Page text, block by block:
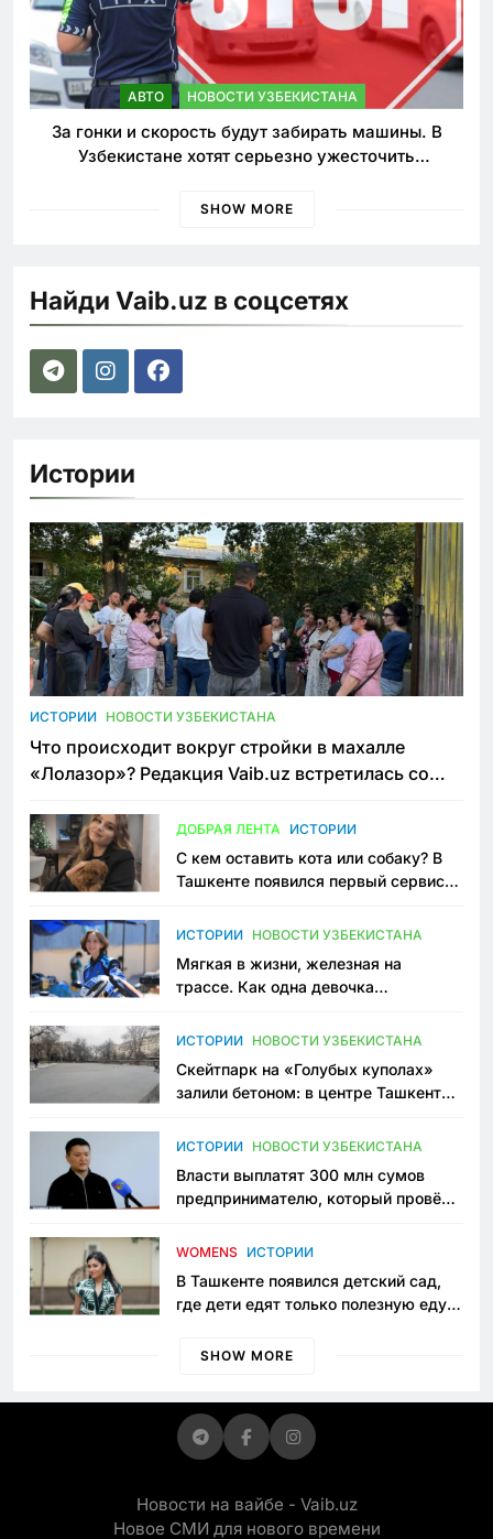
АВТО НОВОСТИ УЗБЕКИСТАНА
За гонки и скорость будут забирать машины. В
Узбекистане хотят серьезно ужесточить
SHOW MORE
Найди Vaib.uz в соцсетях
Истории
ИСТОРИИ НОВОСТИ УЗБЕКИСТАНА
Что происходит вокруг стройки в махалле
«Лолазор»? Редакция Vaib.uz встретилась со
ДОБРАЯ ЛЕНТА ИСТОРИИ
С кем оставить кота или собаку? В
Ташкенте появился первый сервис
ИСТОРИИ НОВОСТИ УЗБЕКИСТАНА
Мягкая в жизни, железная на
трассе. Как одна девочка
Узбекистане
ИСТОРИИ НОВОСТИ УЗБЕКИСТАНА
Скейтпарк на «Голубых куполах»
залили бетоном: в центре Ташкента
пространство
ИСТОРИИ НОВОСТИ УЗБЕКИСТАНА
Власти выплатят 300 млн сумов
предпринимателю, который провёл
приговору
WOMENS ИСТОРИИ
В Ташкенте появился детский сад,
где дети едят только полезную еду.
просить «кашу без сахара»
SHOW MORE
Новости на вайбе - Vaib.uz
Новое СМИ для нового времени